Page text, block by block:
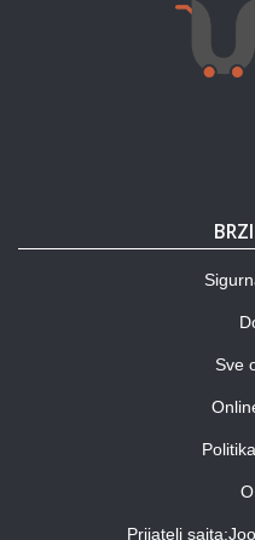
Sve
Prijatelj